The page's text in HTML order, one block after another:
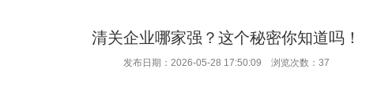
清关企业哪家强？这个秘密你知道吗！
发布日期：2026-05-28 17:50:09 浏览次数： 37